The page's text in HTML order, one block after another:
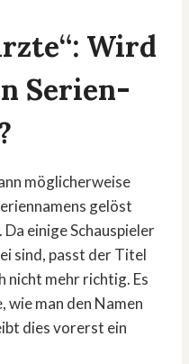
Wird
Serien-
möglicherweise
gelöst
einige Schauspieler
sind, passt der Titel
nicht mehr richtig. Es
wie man den Namen
dies vorerst ein